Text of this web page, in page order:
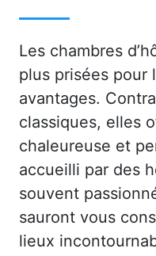
Les chambres
plus prisées pour
avantages.
classiques, elles
chaleureuse et
accueilli par des
souvent
sauront vous
lieux